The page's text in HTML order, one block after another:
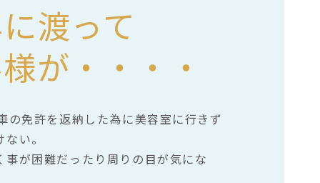
渡って
が・・・・
の免許を返納した為に美容室に行きず
い。
が困難だったり周りの目が気にな